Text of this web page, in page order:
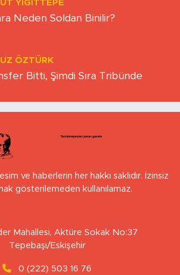
YİĞİTTEPE
Neden Soldan Binilir?
ÖZTÜRK
Bitti, Şimdi Sıra Tribünde
ve haberlerin her hakkı saklıdır. İzinsiz
gösterilemeden kullanılamaz.
Mahallesi, Aktüre Sokak No:37
Tepebaşı/Eskişehir
0 (222) 503 16 76